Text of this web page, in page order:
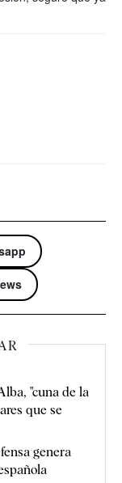
"cuna de la
que se
genera